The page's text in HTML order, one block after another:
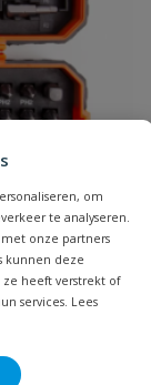
om
te analyseren.
onze partners
kunnen deze
heeft verstrekt of
services. Lees